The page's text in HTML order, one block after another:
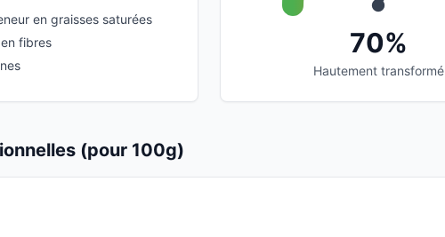
en graisses saturées
fibres
70%
Hautement transformé
(pour 100g)